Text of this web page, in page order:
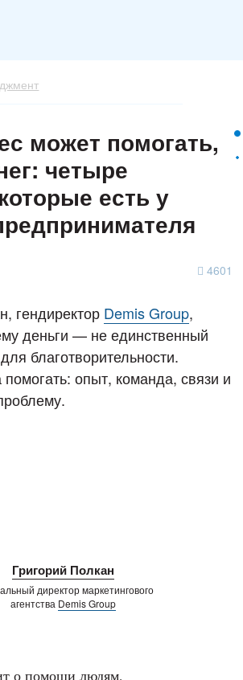
может помогать,
четыре
есть у
4601
гендиректор Demis Group,
деньги — не единственный
благотворительности.
опыт, команда, связи и